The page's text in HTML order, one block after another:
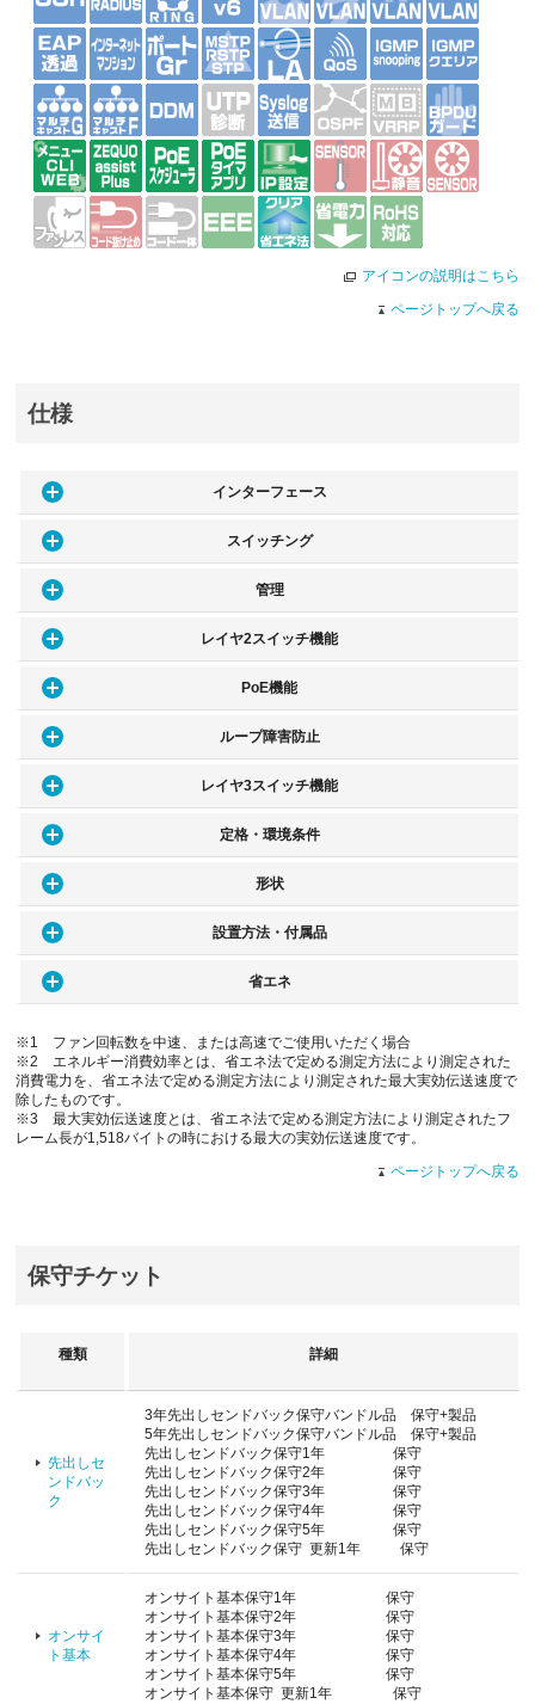
アイコンの説明はこちら
ページトップへ戻る
仕様
インターフェース
スイッチング
管理
レイヤ2スイッチ機能
PoE機能
ループ障害防止
レイヤ3スイッチ機能
定格・環境条件
形状
設置方法・付属品
省エネ
※1 ファン回転数を中速、または高速でご使用いただく場合
※2 エネルギー消費効率とは、省エネ法で定める測定方法により測定された
消費電力を、省エネ法で定める測定方法により測定された最大実効伝送速度で
除したものです。
※3 最大実効伝送速度とは、省エネ法で定める測定方法により測定されたフ
レーム長が1,518バイトの時における最大の実効伝送速度です。
ページトップへ戻る
保守チケット
種類 詳細
先出しセ
ンドバッ
ク
3年先出しセンドバック保守バンドル品 保守+製品
5年先出しセンドバック保守バンドル品 保守+製品
先出しセンドバック保守1年 保守
先出しセンドバック保守2年 保守
先出しセンドバック保守3年 保守
先出しセンドバック保守4年 保守
先出しセンドバック保守5年 保守
先出しセンドバック保守 更新1年 保守
オンサイ
ト基本
オンサイト基本保守1年 保守
オンサイト基本保守2年 保守
オンサイト基本保守3年 保守
オンサイト基本保守4年 保守
オンサイト基本保守5年 保守
オンサイト基本保守 更新1年 保守